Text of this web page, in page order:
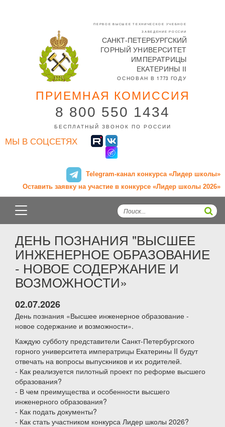
ПЕРВОЕ ВЫСШЕЕ ТЕХНИЧЕСКОЕ УЧЕБНОЕ
ЗАВЕДЕНИЕ РОССИИ
САНКТ-ПЕТЕРБУРГСКИЙ
ГОРНЫЙ УНИВЕРСИТЕТ
ИМПЕРАТРИЦЫ
ЕКАТЕРИНЫ II
ОСНОВАН В 1773 ГОДУ
ПРИЕМНАЯ КОМИССИЯ
8 800 550 1434
БЕСПЛАТНЫЙ ЗВОНОК ПО РОССИИ
МЫ В СОЦСЕТЯХ
Telegram-канал конкурса «Лидер школы»
Оставить заявку на участие в конкурсе «Лидер школы 2026»
ДЕНЬ ПОЗНАНИЯ "ВЫСШЕЕ
ИНЖЕНЕРНОЕ ОБРАЗОВАНИЕ
- НОВОЕ СОДЕРЖАНИЕ И
ВОЗМОЖНОСТИ»
02.07.2026
День познания «Высшее инженерное образование -
новое содержание и возможности».
Каждую субботу представители Санкт-Петербургского
горного университета императрицы Екатерины II будут
отвечать на вопросы выпускников и их родителей.
- Как реализуется пилотный проект по реформе высшего
образования?
- В чем преимущества и особенности высшего
инженерного образования?
- Как подать документы?
- Как стать участником конкурса Лидер школы 2026?